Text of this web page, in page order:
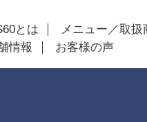
とは メニュー／取扱
情報
お客様の声